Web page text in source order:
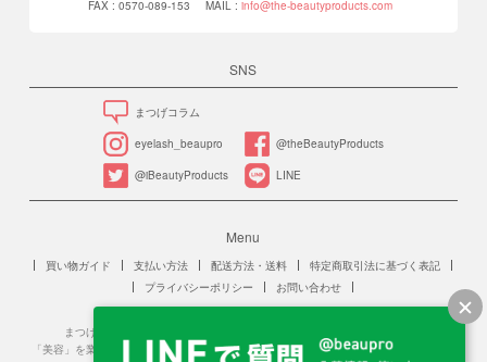
FAX : 0570-089-153
MAIL : info@the-beautyproducts.com
SNS
まつげコラム
eyelash_beaupro @theBeautyProducts
@iBeautyProducts LINE
Menu
買い物ガイド 支払い方法 配送方法・送料
特定商取引法に基づく表記
プライバシーポリシー
お問い合わせ
まつげエクステンションは、美容師法に規定する「美容」に該当します。
「美容」を業をとする場合、保健所への美容所登録が必要です。また、施術を行う人は